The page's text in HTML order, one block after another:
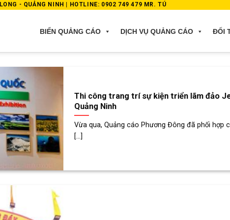
- QUẢNG NINH | HOTLINE: 0902 749 479 MR. TÚ
BIỂN QUẢNG CÁO DỊCH VỤ QUẢNG CÁO ĐỐI
Thi công trang trí sự kiện triển lãm đảo
Quảng Ninh
Vừa qua, Quảng cáo Phương Đông đã phối hợp
[...]